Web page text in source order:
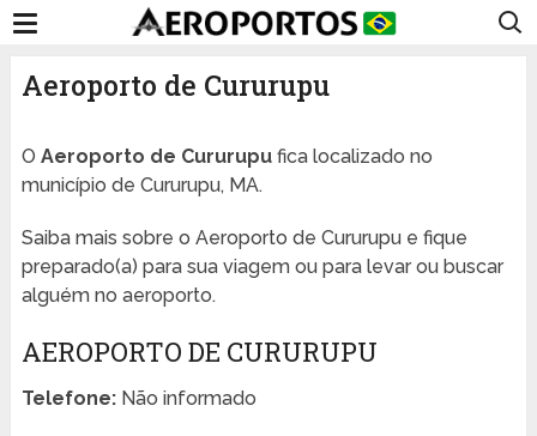
Aeroporto de Cururupu
O Aeroporto de Cururupufica localizado no
município de Cururupu, MA.
Saiba mais sobre o Aeroporto de Cururupu e fique
preparado(a) para sua viagem ou para levar ou buscar
alguém no aeroporto.
AEROPORTO DE CURURUPU
Telefone:Não informado